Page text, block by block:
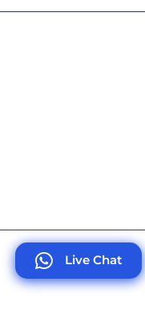
Live Chat